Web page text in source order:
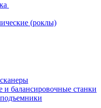
(роклы)
балансировочные станки